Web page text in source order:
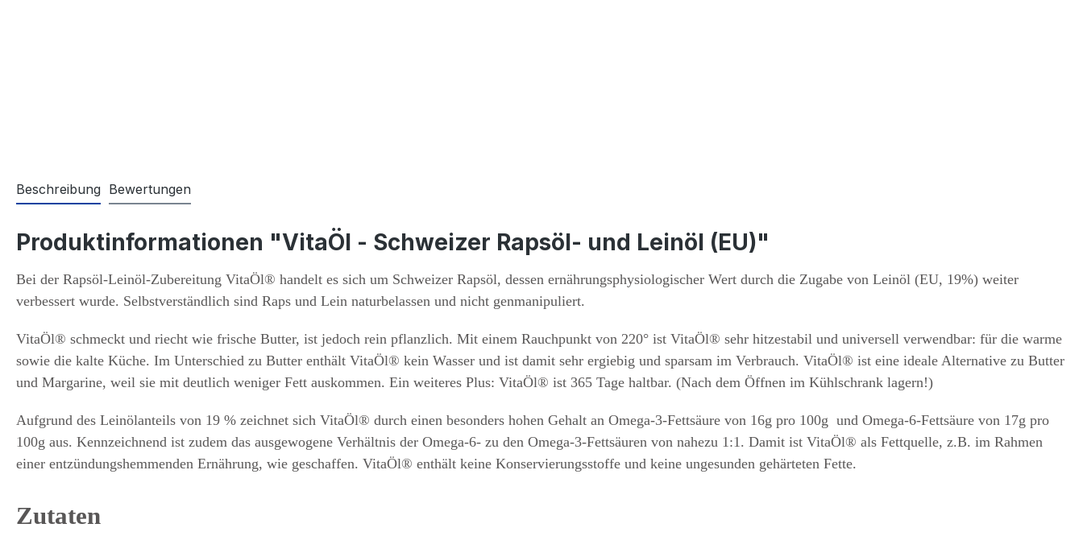
Beschreibung Bewertungen
Produktinformationen "VitaÖl - Schweizer Rapsöl- und Leinöl (EU)"
Bei der Rapsöl-Leinöl-Zubereitung VitaÖl® handelt es sich um Schweizer Rapsöl, dessen ernährungsphysiologischer Wert durch die Zugabe von Leinöl (EU, 19%) weiter
verbessert wurde. Selbstverständlich sind Raps und Lein naturbelassen und nicht genmanipuliert.
VitaÖl® schmeckt und riecht wie frische Butter, ist jedoch rein pflanzlich. Mit einem Rauchpunkt von 220° ist VitaÖl® sehr hitzestabil und universell verwendbar: für die warme
sowie die kalte Küche. Im Unterschied zu Butter enthält VitaÖl® kein Wasser und ist damit sehr ergiebig und sparsam im Verbrauch. VitaÖl® ist eine ideale Alternative zu Butter
und Margarine, weil sie mit deutlich weniger Fett auskommen. Ein weiteres Plus: VitaÖl® ist 365 Tage haltbar. (Nach dem Öffnen im Kühlschrank lagern!)
Aufgrund des Leinölanteils von 19 % zeichnet sich VitaÖl® durch einen besonders hohen Gehalt an Omega-3-Fettsäure von 16g pro 100g und Omega-6-Fettsäure von 17g pro
100g aus. Kennzeichnend ist zudem das ausgewogene Verhältnis der Omega-6- zu den Omega-3-Fettsäuren von nahezu 1:1. Damit ist VitaÖl® als Fettquelle, z.B. im Rahmen
einer entzündungshemmenden Ernährung, wie geschaffen. VitaÖl® enthält keine Konservierungsstoffe und keine ungesunden gehärteten Fette.
Zutaten